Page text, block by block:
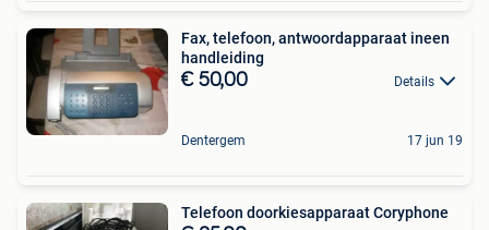
Fax, telefoon, antwoordapparaat ineen
handleiding
€ 50,00 Details
Dentergem 17 jun 19
Telefoon doorkiesapparaat Coryphone